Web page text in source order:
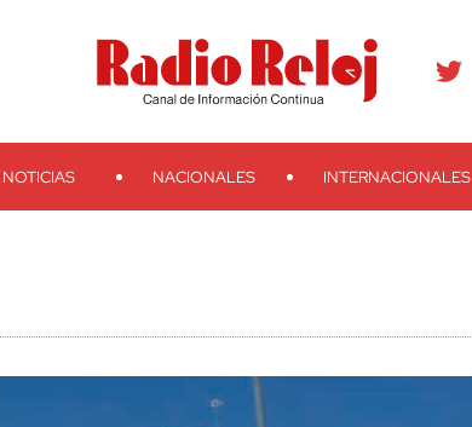
TelegramTeveo Ivoox RSS Search
NOTICIAS NACIONALES INTERNACIONALES